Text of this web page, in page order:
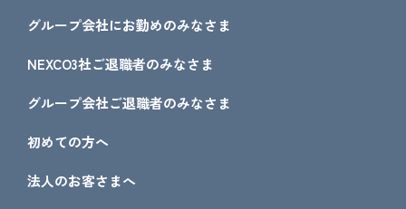
グループ会社にお勤めのみなさま
NEXCO3社ご退職者のみなさま
グループ会社ご退職者のみなさま
初めての方へ
法人のお客さまへ